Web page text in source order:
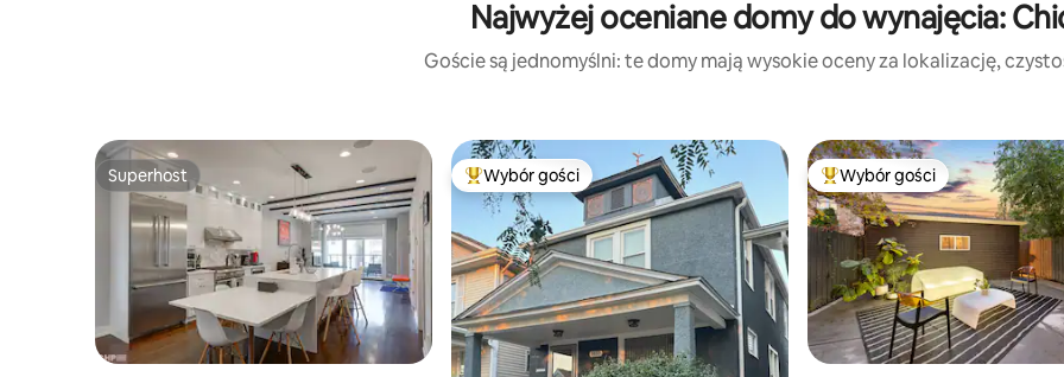
Najwyżej oceniane domy do wynajęcia:
Goście są jednomyślni: te domy mają wysokie oceny za lokalizację,
Superhost
Superhost Najpopularniejsze z kategorii Wybór gości
Wybór gości Najpopularniejsze z kategorii
Wybór gości